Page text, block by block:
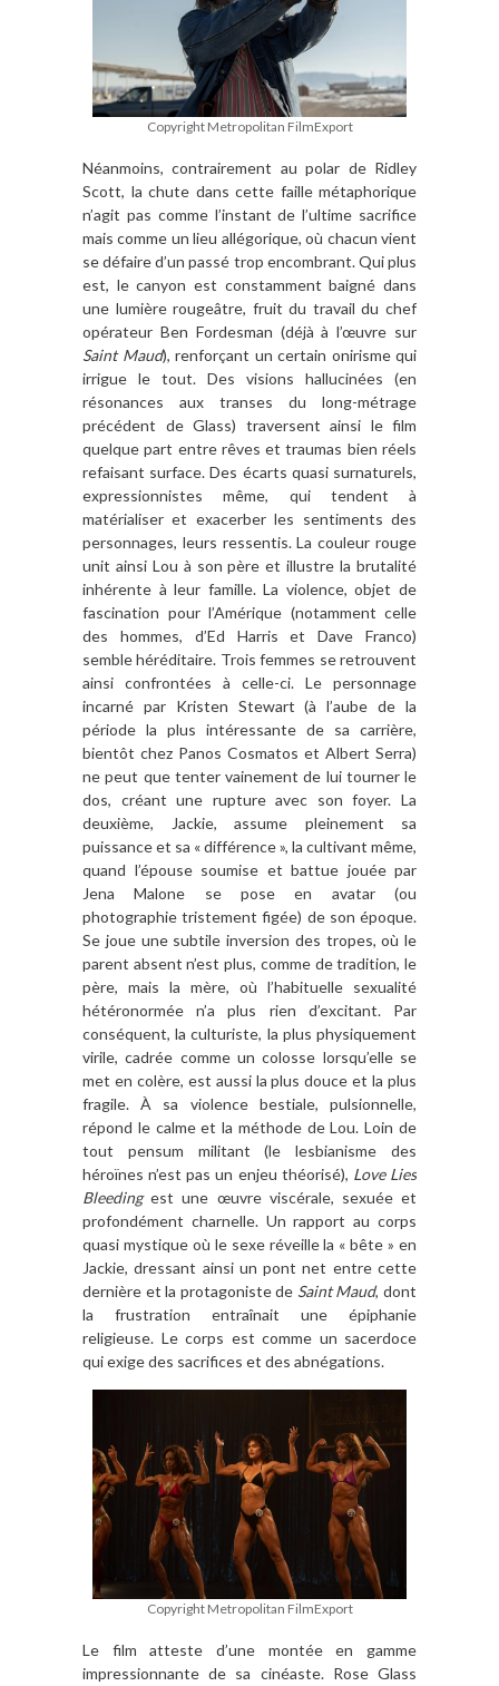
Copyright Metropolitan FilmExport
Néanmoins, contrairement au polar de Ridley
Scott, la chute dans cette faille métaphorique
n’agit pas comme l’instant de l’ultime sacrifice
mais comme un lieu allégorique, où chacun vient
se défaire d’un passé trop encombrant. Qui plus
est, le canyon est constamment baigné dans
une lumière rougeâtre, fruit du travail du chef
opérateur Ben Fordesman (déjà à l’œuvre sur
Saint Maud), renforçant un certain onirisme qui
irrigue le tout. Des visions hallucinées (en
résonances aux transes du long-métrage
précédent de Glass) traversent ainsi le film
quelque part entre rêves et traumas bien réels
refaisant surface. Des écarts quasi surnaturels,
expressionnistes même, qui tendent à
matérialiser et exacerber les sentiments des
personnages, leurs ressentis. La couleur rouge
unit ainsi Lou à son père et illustre la brutalité
inhérente à leur famille. La violence, objet de
fascination pour l’Amérique (notamment celle
des hommes, d’Ed Harris et Dave Franco)
semble héréditaire. Trois femmes se retrouvent
ainsi confrontées à celle-ci. Le personnage
incarné par Kristen Stewart (à l’aube de la
période la plus intéressante de sa carrière,
bientôt chez Panos Cosmatos et Albert Serra)
ne peut que tenter vainement de lui tourner le
dos, créant une rupture avec son foyer. La
deuxième, Jackie, assume pleinement sa
puissance et sa « différence », la cultivant même,
quand l’épouse soumise et battue jouée par
Jena Malone se pose en avatar (ou
photographie tristement figée) de son époque.
Se joue une subtile inversion des tropes, où le
parent absent n’est plus, comme de tradition, le
père, mais la mère, où l’habituelle sexualité
hétéronormée n’a plus rien d’excitant. Par
conséquent, la culturiste, la plus physiquement
virile, cadrée comme un colosse lorsqu’elle se
met en colère, est aussi la plus douce et la plus
fragile.À
sa violence bestiale, pulsionnelle,
répond le calme et la méthode de Lou. Loin de
tout pensum militant (le lesbianisme des
héroïnes n’est pas un enjeu théorisé), Love Lies
Bleedingest une œuvre viscérale, sexuée et
profondément charnelle. Un rapport au corps
quasi mystique où le sexe réveille la « bête » en
Jackie, dressant ainsi un pont net entre cette
dernière et la protagoniste de Saint Maud, dont
la frustration entraînait une épiphanie
religieuse. Le corps est comme un sacerdoce
qui exige des sacrifices et des abnégations.
Copyright Metropolitan FilmExport
Le film atteste d’une montée en gamme
impressionnante de sa cinéaste. Rose Glass